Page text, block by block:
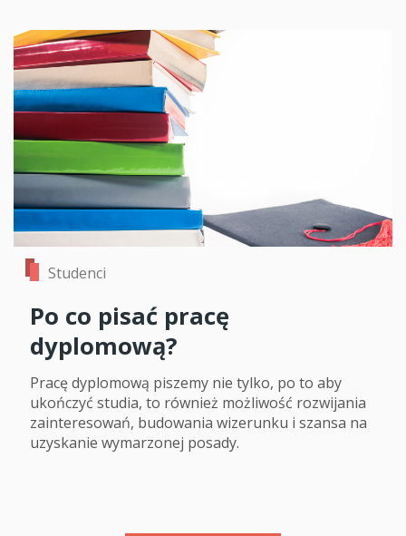
Studenci
Po co pisać pracę
dyplomową?
Pracę dyplomową piszemy nie tylko, po to aby
ukończyć studia, to również możliwość rozwijania
zainteresowań, budowania wizerunku i szansa na
uzyskanie wymarzonej posady.